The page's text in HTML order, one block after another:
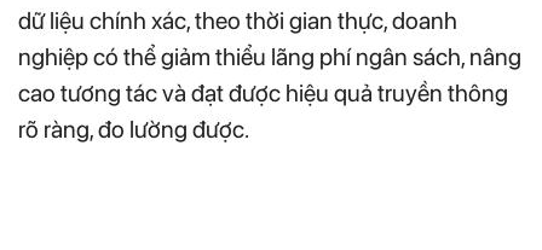
dữ liệu chính xác, theo thời gian thực, doanh
nghiệp có thể giảm thiểu lãng phí ngân sách, nâng
cao tương tác và đạt được hiệu quả truyền thông
rõ ràng, đo lường được.